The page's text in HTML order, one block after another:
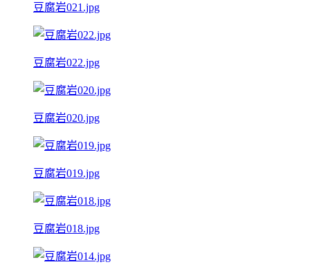
豆腐岩021.jpg
豆腐岩022.jpg
豆腐岩020.jpg
豆腐岩019.jpg
豆腐岩018.jpg